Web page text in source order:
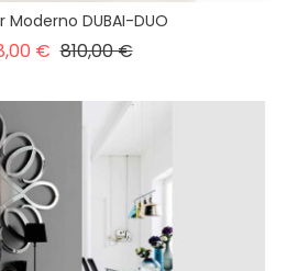
Moderno DUBAI-DUO
€ Precio
810,00 €Precio